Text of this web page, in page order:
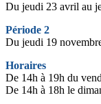
Du jeudi 23 avril au
Période 2
Du jeudi 19
Horaires
De 14h à 19h du
De 14h à 18h le